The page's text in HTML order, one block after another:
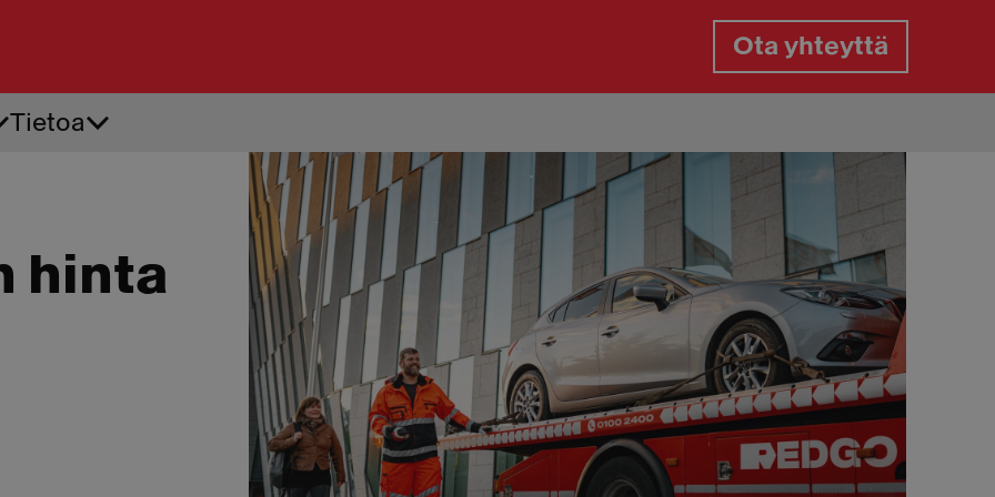
Ota yhteyttä
Auton käynnistysapu
Auton oven avaus
Rengaspalvelu
Rengasrikko päivystys
Renkaan paikkaus tien päällä
Renkaanvaihto tien päällä
Renkaiden vaihto kotipihassa
Tietoa
hinta